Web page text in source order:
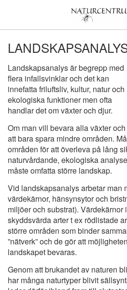
Landskapsanalys är begrepp med
flera infallsvinklar och det kan
innefatta friluftsliv, kultur, natur och
ekologiska funktioner men ofta
handlar det om växter och djur.
Om man vill bevara alla växter
att bara spara mindre områden.
områden för att överleva på lång
naturvårdande, ekologiska
måste omfatta större landskap.
Vid landskapsanalys arbetar man
värdekärnor, hänsynsytor och
miljöer och substrat). Värdekärnor
skyddsvärda arter t ex rödlistade
större områden som binder
”nätverk” och de gör att
landskapet bevaras.
Genom att brukandet av naturen
har många naturtyper blivit